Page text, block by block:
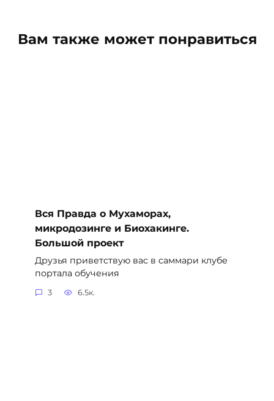
Вам также может понравиться
Вся Правда о Мухаморах,
микродозинге и Биохакинге.
Большой проект
Друзья приветствую вас в саммари клубе
портала обучения
3 6.5к.